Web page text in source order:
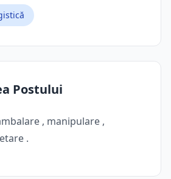
Postului
, manipulare ,
.